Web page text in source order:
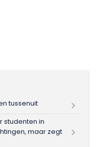
tussenuit
studenten in
maar zegt